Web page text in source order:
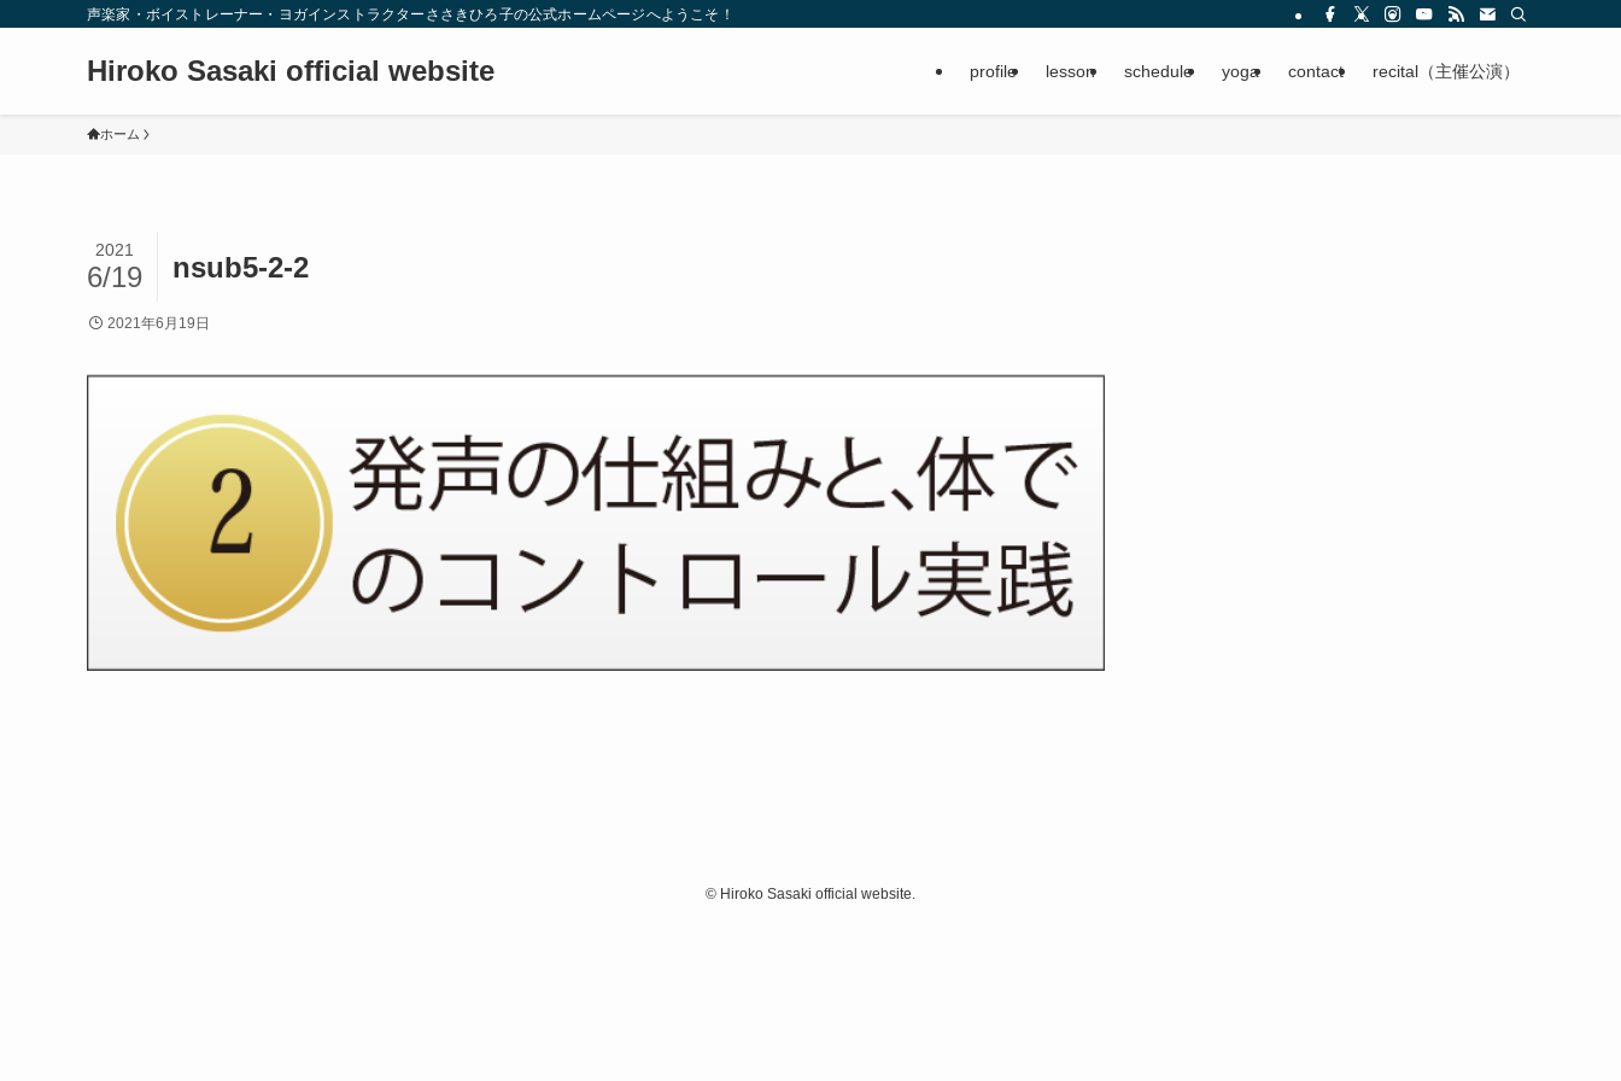
声楽家・ボイストレーナー・ヨガインストラクターささきひろ子の公式ホームページへようこそ！
Hiroko Sasaki official website profile lesson schedule yoga contact recital（主催公演）
ホーム
nsub5-2-2
2021
6/19
2021年6月19日
© Hiroko Sasaki official website.